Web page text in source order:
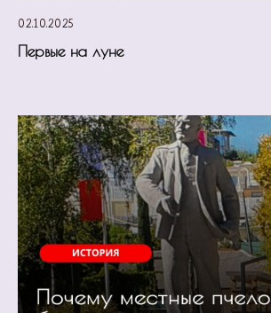
02.10.2025
Первые на луне